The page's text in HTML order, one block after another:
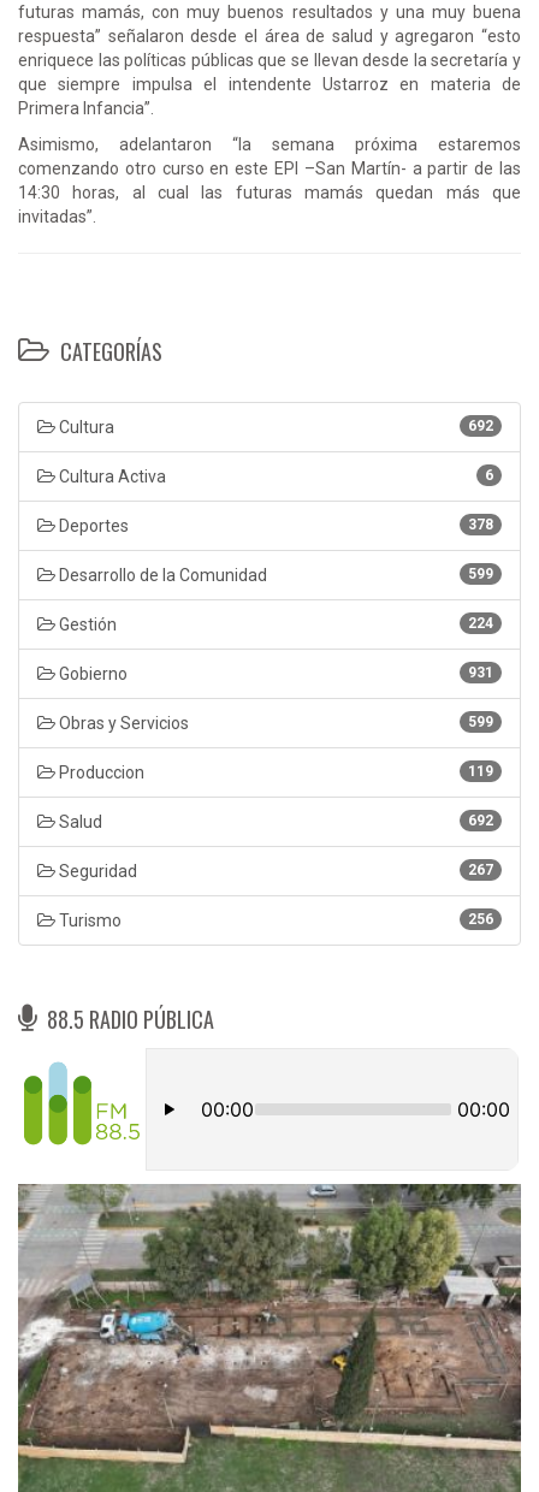
futuras mamás, con muy buenos resultados y una muy buena
respuesta” señalaron desde el área de salud y agregaron “esto
enriquece las políticas públicas que se llevan desde la secretaría y
que siempre impulsa el intendente Ustarroz en materia de
Primera Infancia”.
Asimismo, adelantaron “la semana próxima estaremos
comenzando otro curso en este EPI –San Martín- a partir de las
14:30 horas, al cual las futuras mamás quedan más que
invitadas”.
CATEGORÍAS
692
Cultura
6
Cultura Activa
378
Deportes
599
Desarrollo de la Comunidad
224
Gestión
931
Gobierno
599
Obras y Servicios
119
Produccion
692
Salud
267
Seguridad
256
Turismo
88.5 RADIO PÚBLICA